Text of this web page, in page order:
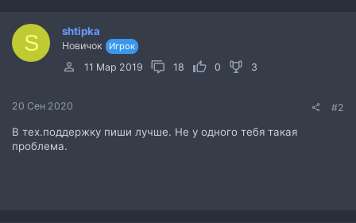
S shtipka
Новичок Игрок
11 Мар 2019 18 0 3
20 Сен 2020 #2
В тех.поддержку пиши лучше. Не у одного тебя такая
проблема.